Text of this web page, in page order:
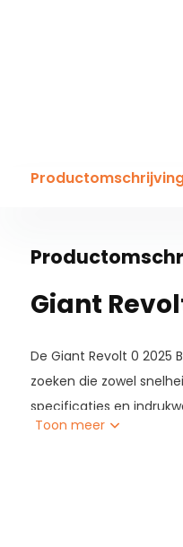
Giant
De Giant Revolt 0 2025
zoeken die zowel
specificaties en
als uitdagende
Toon meer